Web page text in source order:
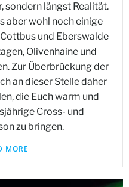
sondern längst Realität.
aber wohl noch einige
und Eberswalde
Olivenhaine und
Zur Überbrückung der
an dieser Stelle daher
die Euch warm und
Cross- und
zu bringen.
MORE